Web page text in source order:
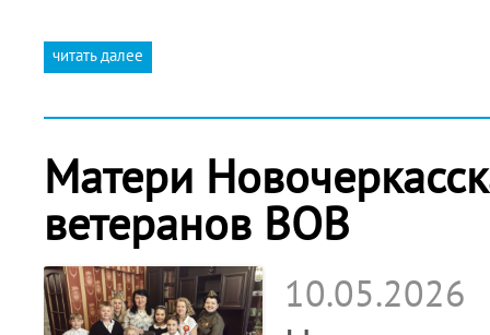
читать далее
Матери
ветеранов ВОВ
10.05.2026